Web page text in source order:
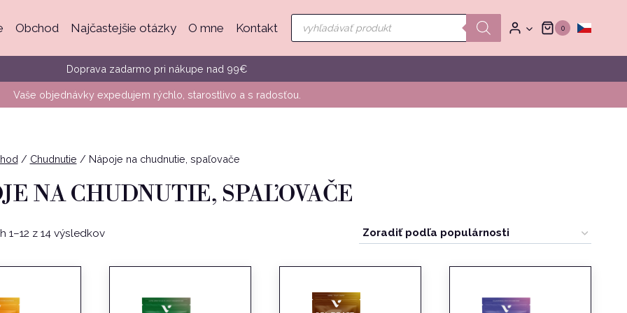
Obchod Najčastejšie otázky O mne Kontakt
Products
search
0
Doprava zadarmo pri nákupe nad 99€
Vaše objednávky expedujem rýchlo, starostlivo a s radosťou.
/ Chudnutie / Nápoje na chudnutie, spaľovače
NA CHUDNUTIE, SPAĽOVAČE
1–12 z 14 výsledkovZoradené